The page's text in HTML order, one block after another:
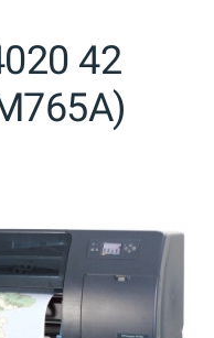
42